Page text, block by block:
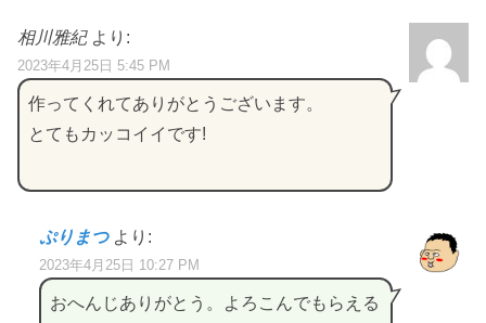
相川雅紀 より:
2023年4月25日 5:45 PM
作ってくれてありがとうございます。
とてもカッコイイです!
ぷりまつ より:
2023年4月25日 10:27 PM
おへんじありがとう。よろこんでもらえる